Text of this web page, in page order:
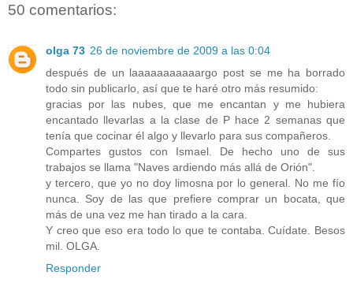
50 comentarios:
olga 73 26 de noviembre de 2009 a las 0:04
después de un laaaaaaaaaaargo post se me ha borrado
todo sin publicarlo, así que te haré otro más resumido:
gracias por las nubes, que me encantan y me hubiera
encantado llevarlas a la clase de P hace 2 semanas que
tenía que cocinar él algo y llevarlo para sus compañeros.
Compartes gustos con Ismael. De hecho uno de sus
trabajos se llama "Naves ardiendo más allá de Orión".
y tercero, que yo no doy limosna por lo general. No me fío
nunca. Soy de las que prefiere comprar un bocata, que
más de una vez me han tirado a la cara.
Y creo que eso era todo lo que te contaba. Cuídate. Besos
mil. OLGA.
Responder